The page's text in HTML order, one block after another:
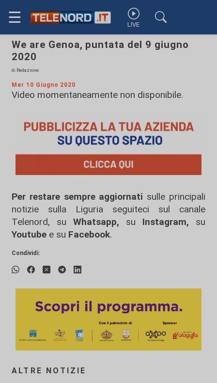
☰ LIVE
We are Genoa, puntata del 9 giugno
2020
di Redazione
Mer 10 Giugno 2020
Video momentaneamente non disponibile.
Per restare sempre aggiornati sulle principali
notizie sulla Liguria seguiteci sul canale
Telenord, su
Whatsapp, su Instagram, su
Youtube e su Facebook.
Condividi:
ALTRE NOTIZIE